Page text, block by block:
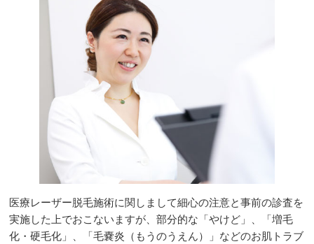
医療レーザー脱毛施術に関しまして細心の注意と事前の診査を
実施した上でおこないますが、部分的な「やけど」、「増毛
化・硬毛化」、「毛嚢炎（もうのうえん）」などのお肌トラブ